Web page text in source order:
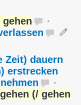
gehen
·
Zeit) dauern
erstrecken
·
gehen (/ gehen